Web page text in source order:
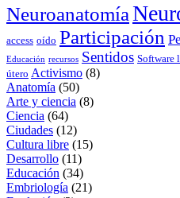
Neuroanatomía
access oído Participación
Educación recursos Sentidos Software
útero Activismo (8)
Anatomía (50)
Arte y ciencia (8)
Ciencia (64)
Ciudades (12)
Cultura libre (15)
Desarrollo (11)
Educación (34)
Embriología (21)